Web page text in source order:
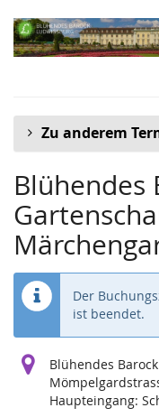
Zum
Haupt-
Inhalt
Zu anderem
Blühendes
Der
ist beendet.
Blühendes
Haupteingang: